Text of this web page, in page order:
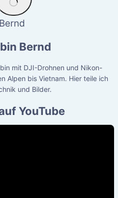
Bernd
mit DJI-Drohnen und Nikon-
Alpen bis Vietnam. Hier teile ich
und Bilder.
YouTube